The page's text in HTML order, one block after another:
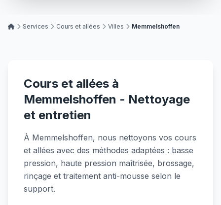
Services Cours et allées Villes Memmelshoffen
Cours et allées à
Memmelshoffen - Nettoyage
et entretien
À Memmelshoffen, nous nettoyons vos cours
et allées avec des méthodes adaptées : basse
pression, haute pression maîtrisée, brossage,
rinçage et traitement anti-mousse selon le
support.